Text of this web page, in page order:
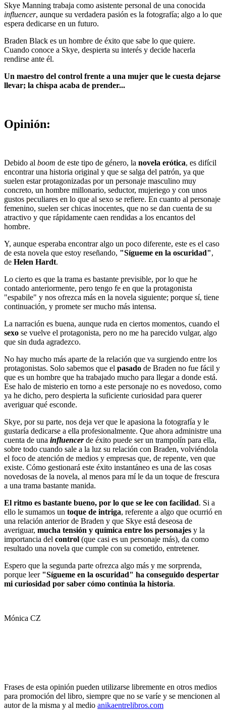
Skye Manning trabaja como asistente personal de una conocida
influencer, aunque su verdadera pasión es la fotografía; algo a lo que
espera dedicarse en un futuro.
Braden Black es un hombre de éxito que sabe lo que quiere.
Cuando conoce a Skye, despierta su interés y decide hacerla
rendirse ante él.
Un maestro del control frente a una mujer que le cuesta dejarse
llevar; la chispa acaba de prender...
Opinión:
Debido al boom de este tipo de género, la novela erótica, es difícil
encontrar una historia original y que se salga del patrón, ya que
suelen estar protagonizadas por un personaje masculino muy
concreto, un hombre millonario, seductor, mujeriego y con unos
gustos peculiares en lo que al sexo se refiere. En cuanto al personaje
femenino, suelen ser chicas inocentes, que no se dan cuenta de su
atractivo y que rápidamente caen rendidas a los encantos del
hombre.
Y, aunque esperaba encontrar algo un poco diferente, este es el caso
de esta novela que estoy reseñando, "Sígueme en la oscuridad",
de Helen Hardt.
Lo cierto es que la trama es bastante previsible, por lo que he
contado anteriormente, pero tengo fe en que la protagonista
"espabile" y nos ofrezca más en la novela siguiente; porque sí, tiene
continuación, y promete ser mucho más intensa.
La narración es buena, aunque ruda en ciertos momentos, cuando el
sexo se vuelve el protagonista, pero no me ha parecido vulgar, algo
que sin duda agradezco.
No hay mucho más aparte de la relación que va surgiendo entre los
protagonistas. Solo sabemos que el pasado de Braden no fue fácil y
que es un hombre que ha trabajado mucho para llegar a donde está.
Ese halo de misterio en torno a este personaje no es novedoso, como
ya he dicho, pero despierta la suficiente curiosidad para querer
averiguar qué esconde.
Skye, por su parte, nos deja ver que le apasiona la fotografía y le
gustaría dedicarse a ella profesionalmente. Que ahora administre una
cuenta de una influencerde éxito puede ser un trampolín para ella,
sobre todo cuando sale a la luz su relación con Braden, volviéndola
el foco de atención de medios y empresas que, de repente, ven que
existe. Cómo gestionará este éxito instantáneo es una de las cosas
novedosas de la novela, al menos para mí le da un toque de frescura
a una trama bastante manida.
El ritmo es bastante bueno, por lo que se lee con facilidad. Si a
ello le sumamos un toque de intriga, referente a algo que ocurrió en
una relación anterior de Braden y que Skye está deseosa de
averiguar, mucha tensión y química entre los personajes y la
importancia del control (que casi es un personaje más), da como
resultado una novela que cumple con su cometido, entretener.
Espero que la segunda parte ofrezca algo más y me sorprenda,
porque leer "Sígueme en la oscuridad" ha conseguido despertar
mi curiosidad por saber cómo continúa la historia.
Mónica CZ
Frases de esta opinión pueden utilizarse libremente en otros medios
para promoción del libro, siempre que no se varíe y se mencionen al
autor de la misma y al medio anikaentrelibros.com